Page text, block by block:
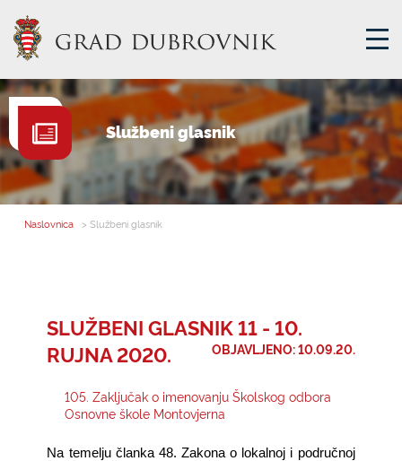
GRADSKA UPRAVA
GRADONAČELNIK
MJESNA SAMOUPRAVA
E-USLUGE
Službeni glasnik
Naslovnica > Službeni glasnik
SLUŽBENI GLASNIK 11 - 10.
RUJNA 2020.
OBJAVLJENO: 10.09.20.
105. Zaključak o imenovanju Školskog odbora
Osnovne škole Montovjerna
Na temelju članka 48. Zakona o lokalnoj i područnoj